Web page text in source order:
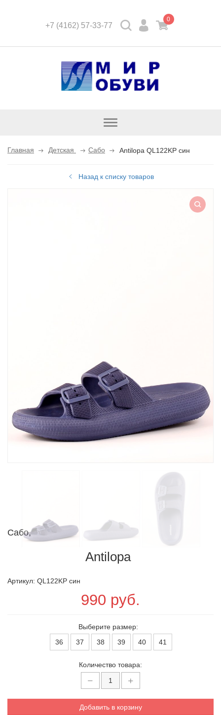
+7 (4162) 57-33-77
0
Открыть
Главная Детская Сабо Antilopa QL122KP син
Назад к списку товаров
Сабо,
Antilopa
Артикул: QL122KP син
990 руб.
Выберите размер:
36
37 38 39 40 41
Количество товара:
Добавить в корзину